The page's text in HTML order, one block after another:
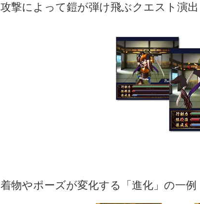
攻撃によって鎧が弾け飛ぶクエスト演出
着物やポーズが変化する「進化」の一例